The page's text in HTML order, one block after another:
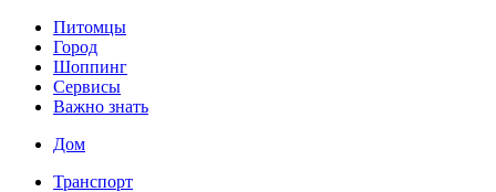
Питомцы
Город
Шоппинг
Сервисы
Важно знать
Дом
Транспорт